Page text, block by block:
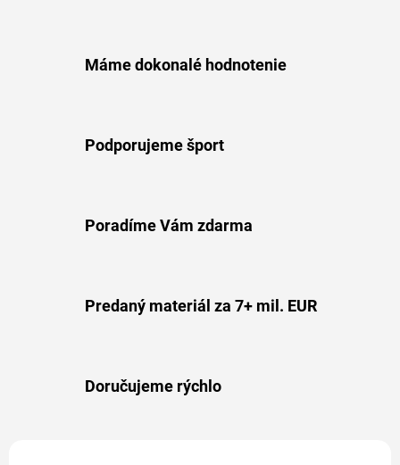
Máme dokonalé hodnotenie
Podporujeme šport
Poradíme Vám zdarma
Predaný materiál za 7+ mil. EUR
Doručujeme rýchlo